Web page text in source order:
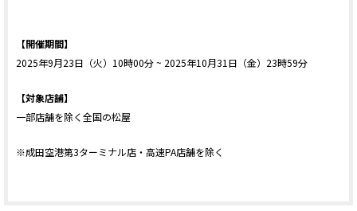
【開催期間】
2025年9月23日（火）10時00分 ~ 2025年10月31日（金）23時59分
【対象店舗】
一部店舗を除く全国の松屋
※成田空港第3ターミナル店・高速PA店舗を除く